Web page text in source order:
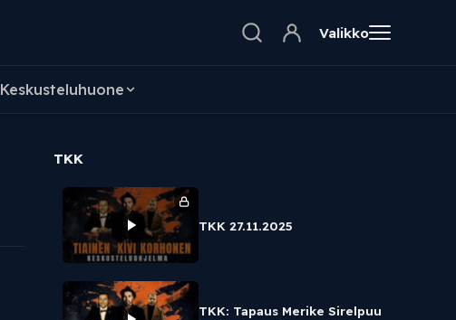
Valikko
Keskusteluhuone
TKK
TKK 27.11.2025
TKK: Tapaus Merike Sirelpuu